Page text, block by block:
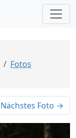
Fotos
Nächstes Foto →